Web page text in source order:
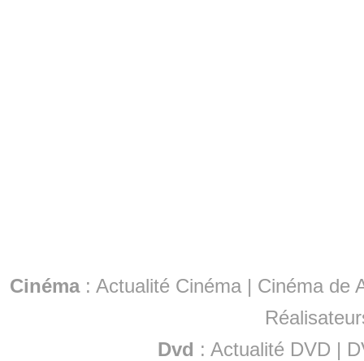
Cinéma: Actualité Cinéma | Cinéma de
Dvd : Actualité DVD |